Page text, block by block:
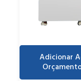
Adicionar